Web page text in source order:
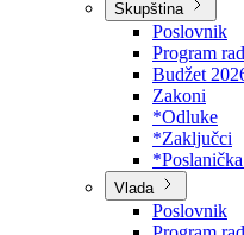
Turistička
Skupština
Poslovnik
Program
Budžet 2026
Zakoni
*Odluke
*Zaključci